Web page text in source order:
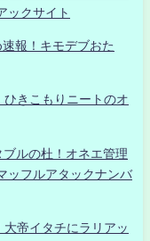
ックサイト
報！キモデブおた
きこもりニートのオ
ルの杜！オネエ管理
ッフルアタックナンバ
帝イタチにラリアッ